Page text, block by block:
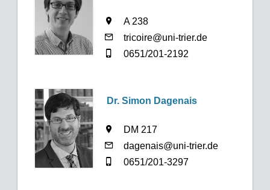
A 238
tricoire@uni-trier.de
0651/201-2192
Dr. Simon Dagenais
DM 217
dagenais@uni-trier.de
0651/201-3297